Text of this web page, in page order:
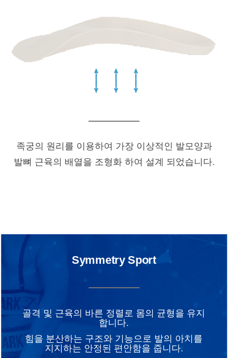
족궁의 원리를 이용하여 가장 이상적인 발모양과
발뼈 근육의 배열을 조형화 하여 설계 되었습니다.
Symmetry Sport
골격 및 근육의 바른 정렬로 몸의 균형을 유지
합니다.
힘을 분산하는 구조와 기능으로 발의 아치를
지지하는 안정된 편안함을 줍니다.